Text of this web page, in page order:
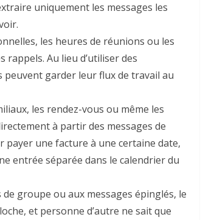
uniquement les messages les
les heures de réunions ou les
Au lieu d’utiliser des
garder leur flux de travail au
les rendez-vous ou même les
à partir des messages de
payer une facture à une certaine date,
entrée séparée dans le calendrier du
groupe ou aux messages épinglés, le
et personne d’autre ne sait que